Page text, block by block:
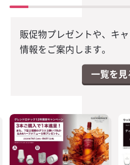
販促物プレゼントや、キ
情報をご案内します。
一覧を見